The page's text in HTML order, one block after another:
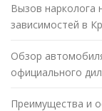
Вызов нарколога
зависимостей в
Обзор
официального
Преимущества и